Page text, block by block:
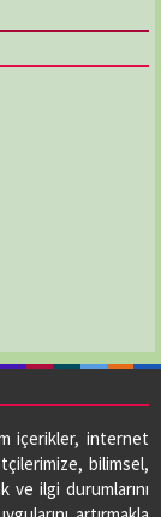
A
CAD.
içerikler, internet
bilimsel,
ve ilgi durumlarını